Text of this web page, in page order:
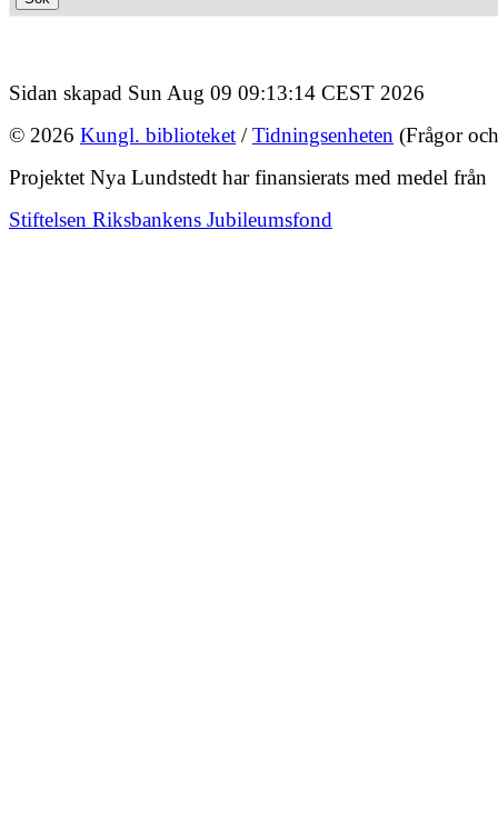
Sidan skapad Sun Aug 09 09:13:14 CEST 2026
© 2026 Kungl. biblioteket /Tidningsenheten (Frågor
Projektet Nya Lundstedt har finansierats med medel från
Stiftelsen Riksbankens Jubileumsfond